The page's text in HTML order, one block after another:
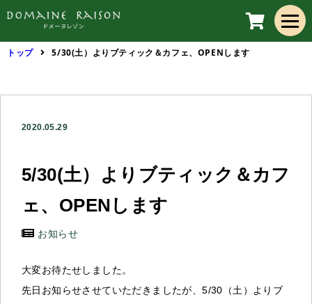
トップ 5/30(土）よりブティック＆カフェ、OPENします
2020.05.29
5/30(土）よりブティック＆カフ
ェ、OPENします
お知らせ
大変お待たせしました。
先日お知らせさせていただきましたが、5/30（土）よりブ